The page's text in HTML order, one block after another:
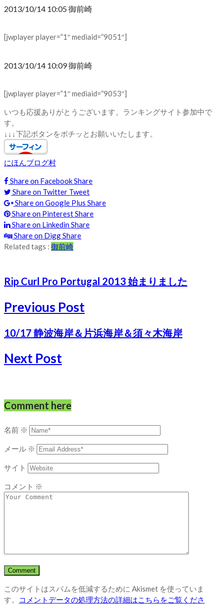
2013/10/14 10:05 御前崎
[jwplayer player=”1″ mediaid=”9051″]
2013/10/14 10:09 御前崎
[jwplayer player=”1″ mediaid=”9053″]
いつも応援ありがとうございます。ランキングサイト参加中で
す。
↓↓↓下記ボタンをポチッとお願いいたします。
にほんブログ村
Share on FacebookShare
Share on Twitter Tweet
Share on Google Plus Share
Share on PinterestShare
Share on LinkedinShare
Share on DiggShare
Related tags : 御前崎
Rip Curl Pro Portugal 2013 始まりました
Previous Post
10/17 静波海岸＆片浜海岸＆須々木海岸
Next Post
Comment here
名前 ※
メール ※
サイト
コメント ※
このサイトはスパムを低減するために Akismet を使っていま
す。
コメントデータの処理方法の詳細はこちらをご覧くださ